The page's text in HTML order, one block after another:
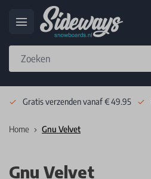
Gratis verzenden vanaf € 49.95
Home Gnu Velvet
Gnu Velvet